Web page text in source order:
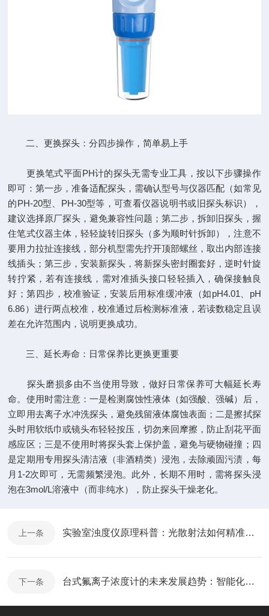
二、更换探头：分四步操作，简单易上手​
更换笔式平面PH计的探头无需专业工具，按以下步骤操作
即可：第一步，准备适配探头，需确认型号与仪器匹配（如常见
的PH-20型、PH-30型等，可查看仪器说明书或旧探头标识），
建议选择原厂探头，避免兼容性问题；第二步，拆卸旧探头，握
住笔式仪器主体，轻轻旋转旧探头（多为顺时针拆卸），注意不
要用力拉扯连接线，部分机型需先拧开顶部螺丝，取出内部连接
线插头；第三步，安装新探头，将新探头密封圈套好，逆时针旋
转拧紧，若有连接线，需对准插头接口轻轻插入，确保接触良
好；第四步，校准验证，安装后用标准缓冲液（如pH4.01、pH
6.86）进行两点校准，校准通过后检测标准液，若读数稳定且误
差在允许范围内，说明更换成功。​
三、延长寿命：日常保养比更换更重要​
探头磨损多由不当使用导致，做好日常保养可大幅延长寿
命。使用时需注意：一是检测腐蚀性液体（如强酸、强碱）后，
立即用去离子水冲洗探头，避免残留液体腐蚀表面；二是擦拭探
头时用软纸巾或镜头布轻轻按压，切勿来回摩擦，防止刮花平面
感应区；三是不使用时将探头套上保护盖，避免与硬物碰撞；四
是定期用专用探头清洁液（非酒精类）浸泡，去除顽固污渍，每
月1-2次即可，无需频繁浸泡。此外，长期不用时，需将探头浸
泡在3mol/L溶液中（而非纯水），防止探头干燥老化。​
上一条 实验室浊度仪原理科普：光散射法如何精准测浊度？
下一条 台式氟离子浓度计的未来发展趋势：智能化与便携化